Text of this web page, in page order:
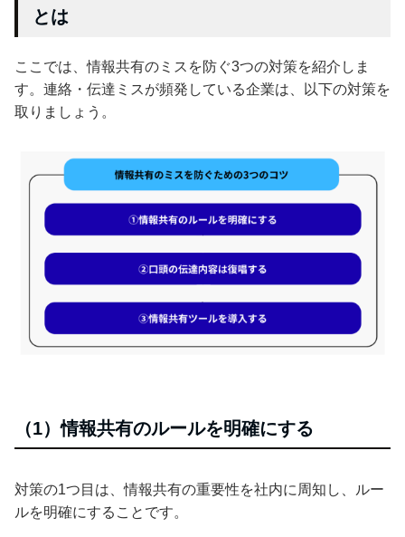
とは
ここでは、情報共有のミスを防ぐ3つの対策を紹介しま
す。連絡・伝達ミスが頻発している企業は、以下の対策を
取りましょう。
（1）情報共有のルールを明確にする
対策の1つ目は、情報共有の重要性を社内に周知し、ルー
ルを明確にすることです。